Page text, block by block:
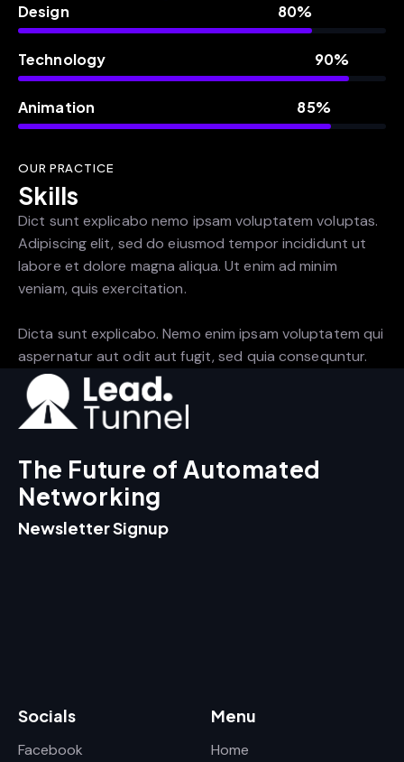
Design 80%
Technology 90%
Animation 85%
OUR PRACTICE
Skills
Dict sunt explicabo nemo ipsam voluptatem voluptas.
Adipiscing elit, sed do eiusmod tempor incididunt ut
labore et dolore magna aliqua. Ut enim ad minim
veniam, quis exercitation.
Dicta sunt explicabo. Nemo enim ipsam voluptatem qui
aspernatur aut odit aut fugit, sed quia consequntur.
The Future of Automated
Networking
Newsletter Signup
Socials
Facebook
Menu
Home